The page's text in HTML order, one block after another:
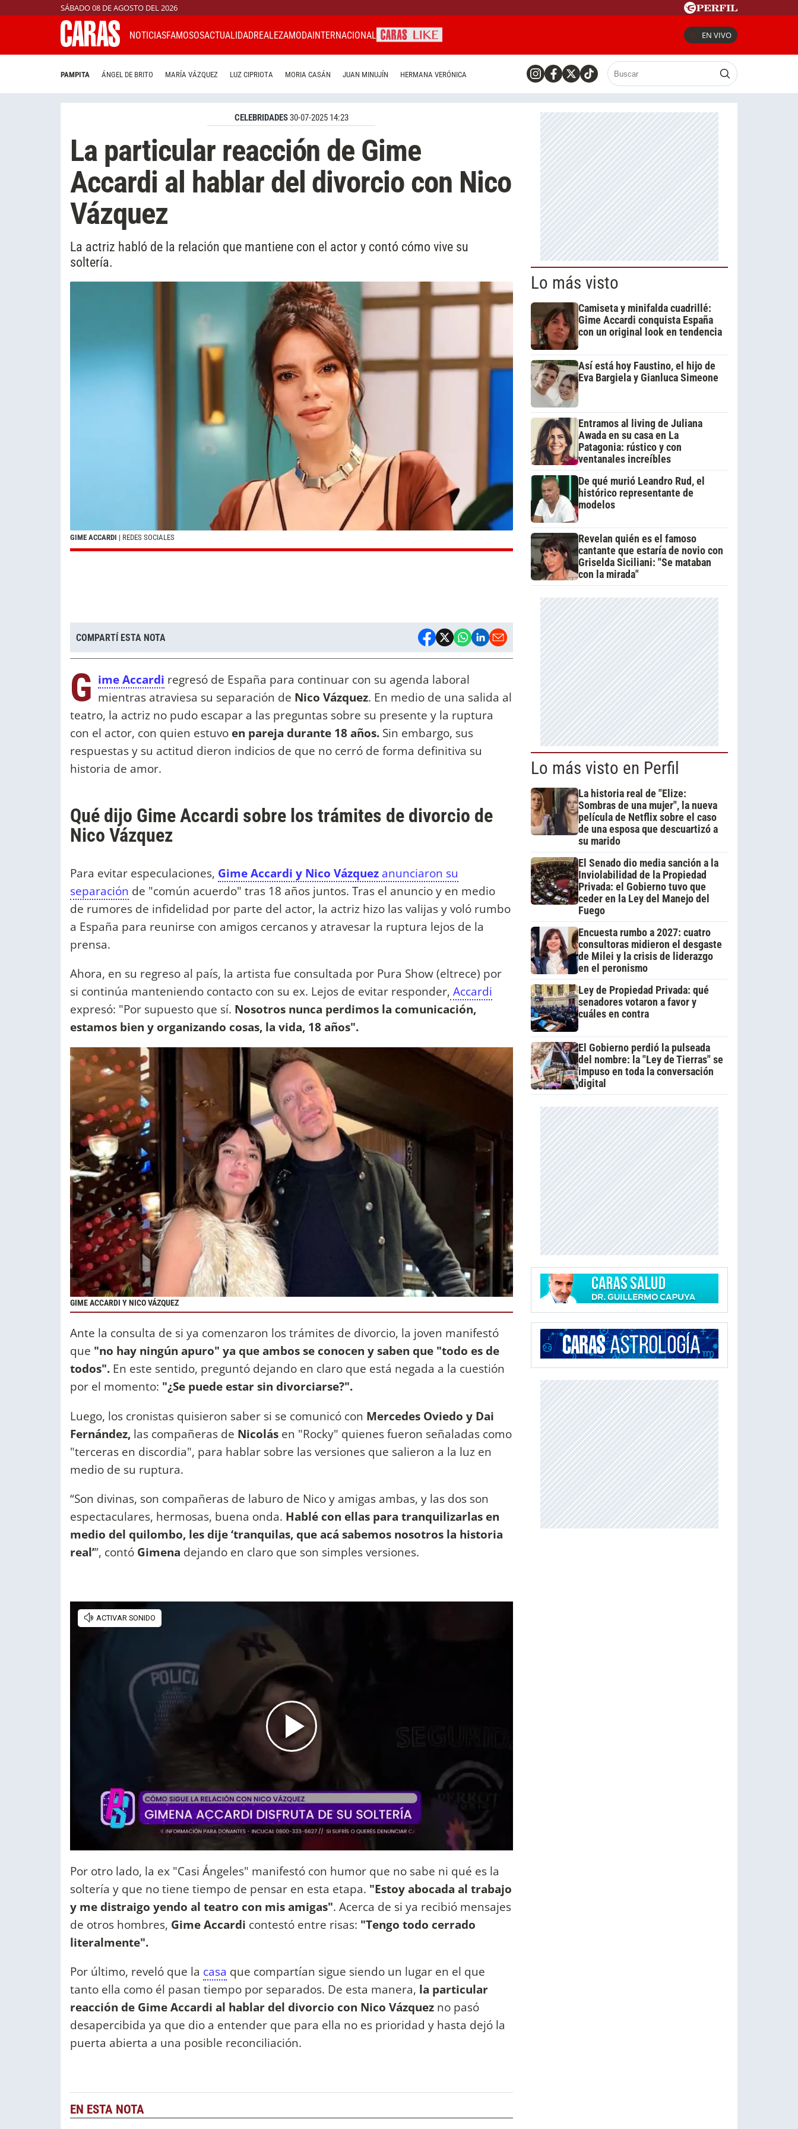
SÁBADO 08 DE AGOSTO DEL 2026
NOTICIASFAMOSOSACTUALIDADREALEZAMODAINTERNACIONAL EN VIVO
PAMPITA ÁNGEL DE BRITO MARÍA VÁZQUEZ LUZ CIPRIOTA MORIA CASÁN JUAN MINUJÍN HERMANA VERÓNICA
CELEBRIDADES30-07-2025 14:23
La particular reacción de Gime
Accardi al hablar del divorcio con Nico
Vázquez
La actriz habló de la relación que mantiene con el actor y contó cómo vive su
soltería.
GIME ACCARDI | REDES SOCIALES
COMPARTÍ ESTA NOTA
G ime Accardi regresó de España para continuar con su agenda laboral
mientras atraviesa su separación de Nico Vázquez. En medio de una salida al
teatro, la actriz no pudo escapar a las preguntas sobre su presente y la ruptura
con el actor, con quien estuvo en pareja durante 18 años. Sin embargo, sus
respuestas y su actitud dieron indicios de que no cerró de forma definitiva su
historia de amor.
Qué dijo Gime Accardi sobre los trámites de divorcio de
Nico Vázquez
Para evitar especulaciones, Gime Accardi y Nico Vázquez anunciaron su
separación de "común acuerdo" tras 18 años juntos. Tras el anuncio y en medio
de rumores de infidelidad por parte del actor, la actriz hizo las valijas y voló rumbo
a España para reunirse con amigos cercanos y atravesar la ruptura lejos de la
prensa.
Ahora, en su regreso al país, la artista fue consultada por Pura Show (eltrece) por
si continúa manteniendo contacto con su ex. Lejos de evitar responder, Accardi
expresó: "Por supuesto que sí. Nosotros nunca perdimos la comunicación,
estamos bien y organizando cosas, la vida, 18 años".
GIME ACCARDI Y NICO VÁZQUEZ
Ante la consulta de si ya comenzaron los trámites de divorcio, la joven manifestó
que "no hay ningún apuro" ya que ambos se conocen y saben que "todo es de
todos". En este sentido, preguntó dejando en claro que está negada a la cuestión
por el momento: "¿Se puede estar sin divorciarse?".
Luego, los cronistas quisieron saber si se comunicó con Mercedes Oviedo y Dai
Fernández, las compañeras de Nicolás en "Rocky" quienes fueron señaladas como
"terceras en discordia", para hablar sobre las versiones que salieron a la luz en
medio de su ruptura.
“Son divinas, son compañeras de laburo de Nico y amigas ambas, y las dos son
espectaculares, hermosas, buena onda. Hablé con ellas para tranquilizarlas en
medio del quilombo, les dije ‘tranquilas, que acá sabemos nosotros la historia
real’”, contó Gimena dejando en claro que son simples versiones.
Por otro lado, la ex "Casi Ángeles" manifestó con humor que no sabe ni qué es la
soltería y que no tiene tiempo de pensar en esta etapa. "Estoy abocada al trabajo
y me distraigo yendo al teatro con mis amigas". Acerca de si ya recibió mensajes
de otros hombres, Gime Accardi contestó entre risas: "Tengo todo cerrado
literalmente".
Por último, reveló que la casa que compartían sigue siendo un lugar en el que
tanto ella como él pasan tiempo por separados. De esta manera, la particular
reacción de Gime Accardi al hablar del divorcio con Nico Vázquez no pasó
desapercibida ya que dio a entender que para ella no es prioridad y hasta dejó la
puerta abierta a una posible reconciliación.
EN ESTA NOTA
Lo más visto
Camiseta y minifalda cuadrillé:
Gime Accardi conquista España
con un original look en tendencia
Así está hoy Faustino, el hijo de
Eva Bargiela y Gianluca Simeone
Entramos al living de Juliana
Awada en su casa en La
Patagonia: rústico y con
ventanales increíbles
De qué murió Leandro Rud, el
histórico representante de
modelos
Revelan quién es el famoso
cantante que estaría de novio con
Griselda Siciliani: "Se mataban
con la mirada"
Lo más visto en Perfil
La historia real de "Elize:
Sombras de una mujer", la nueva
película de Netflix sobre el caso
de una esposa que descuartizó a
su marido
El Senado dio media sanción a la
Inviolabilidad de la Propiedad
Privada: el Gobierno tuvo que
ceder en la Ley del Manejo del
Fuego
Encuesta rumbo a 2027: cuatro
consultoras midieron el desgaste
de Milei y la crisis de liderazgo
en el peronismo
Ley de Propiedad Privada: qué
senadores votaron a favor y
cuáles en contra
El Gobierno perdió la pulseada
del nombre: la "Ley de Tierras" se
impuso en toda la conversación
digital